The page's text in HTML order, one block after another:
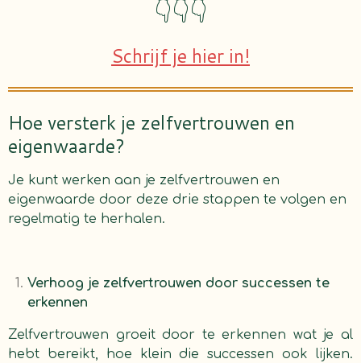
👇👇👇
Schrijf je hier in!
Hoe versterk je zelfvertrouwen en
eigenwaarde?
Je kunt werken aan je zelfvertrouwen en
eigenwaarde door deze drie stappen te volgen en
regelmatig te herhalen.
Verhoog je zelfvertrouwen door successen te
erkennen
Zelfvertrouwen groeit door te erkennen wat je al
hebt bereikt, hoe klein die successen ook lijken.